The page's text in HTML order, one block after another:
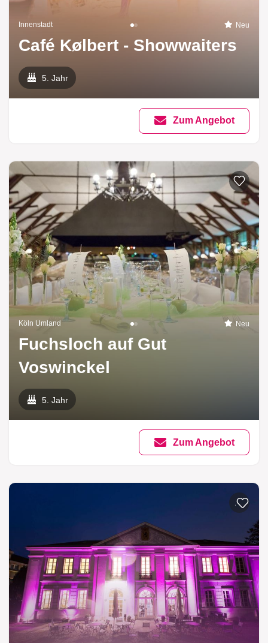
Innenstadt Neu
Café Kølbert - Showwaiters
5. Jahr
Zum Angebot
Köln Umland Neu
Fuchsloch auf Gut
Voswinckel
5. Jahr
Zum Angebot
Zur